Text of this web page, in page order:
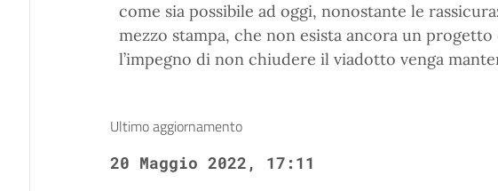
come sia possibile ad oggi, nonostante le
mezzo stampa, che non esista ancora un
l’impegno di non chiudere il viadotto venga
Ultimo aggiornamento
20 Maggio 2022, 17:11